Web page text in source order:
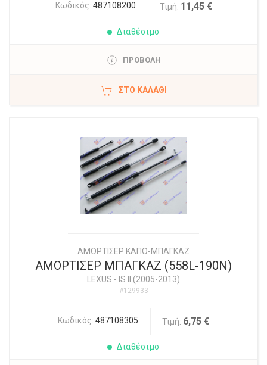
Κωδικός: 487108200 Τιμή: 11,45 €
Διαθέσιμο
ΠΡΟΒΟΛΗ
ΣΤΟ ΚΑΛΆΘΙ
ΑΜΟΡΤΙΣΕΡ ΚΑΠΟ-ΜΠΑΓΚΑΖ
ΑΜΟΡΤΙΣΕΡ ΜΠΑΓΚΑΖ (558L-190N)
LEXUS - IS II (2005-2013)
#129933
Κωδικός: 487108305 Τιμή: 6,75 €
Διαθέσιμο